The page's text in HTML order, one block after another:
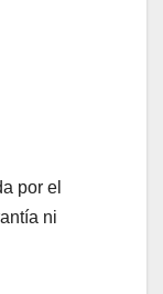
por el
ni